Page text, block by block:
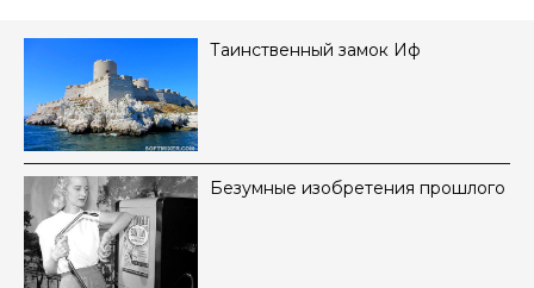
Таинственный замок Иф
Безумные изобретения прошлого